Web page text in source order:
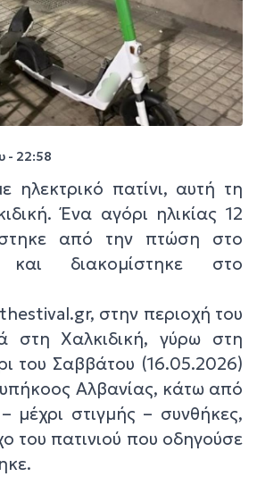
- 22:58
ηλεκτρικό πατίνι, αυτή τη
Ένα αγόρι ηλικίας 12
από την πτώση στο
διακομίστηκε στο
στην περιοχή του
στη Χαλκιδική, γύρω στη
του Σαββάτου (16.05.2026)
Αλβανίας, κάτω από
– μέχρι στιγμής – συνθήκες,
του πατινιού που οδηγούσε